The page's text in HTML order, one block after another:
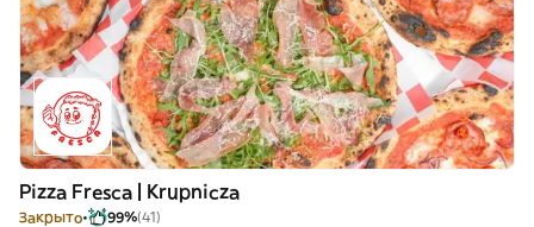
Pizza Fresca | Krupnicza
Закрыто 99%(41)